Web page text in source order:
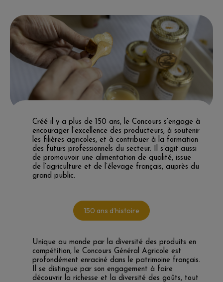
Créé il y a plus de 150 ans, le Concours s’engage à
encourager l’excellence des producteurs, à soutenir
les filières agricoles, et à contribuer à la formation
des futurs professionnels du secteur. Il s’agit aussi
de promouvoir une alimentation de qualité, issue
de l’agriculture et de l’élevage français, auprès du
grand public.
150 ans d’histoire
Unique au monde par la diversité des produits en
compétition, le Concours Général Agricole est
profondément enraciné dans le patrimoine français.
Il se distingue par son engagement à faire
découvrir la richesse et la diversité des goûts, tout